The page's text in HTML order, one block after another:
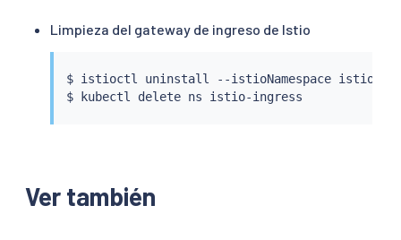
Limpieza del gateway de ingreso de Istio
$ istioctl uninstall --istioNamespace istio-
$
kubectl
Ver también